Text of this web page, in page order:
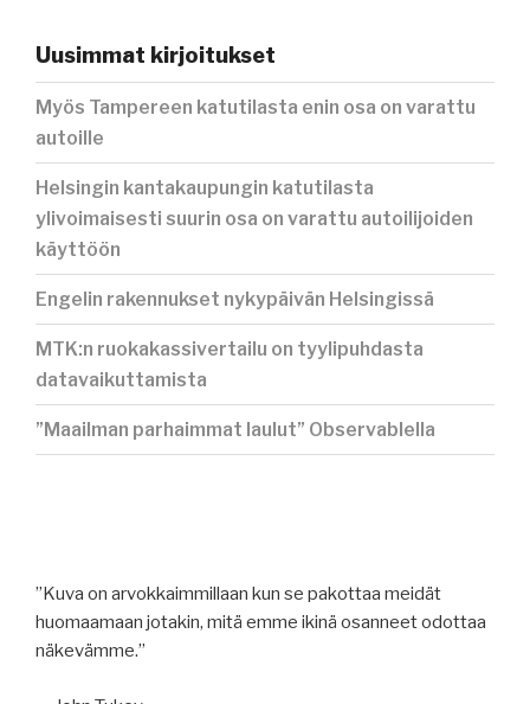
Uusimmat kirjoitukset
Myös Tampereen katutilasta enin osa on varattu
autoille
Helsingin kantakaupungin katutilasta
ylivoimaisesti suurin osa on varattu autoilijoiden
käyttöön
Engelin rakennukset nykypäivän Helsingissä
MTK:n ruokakassivertailu on tyylipuhdasta
datavaikuttamista
”Maailman parhaimmat laulut” Observablella
”Kuva on arvokkaimmillaan kun se pakottaa meidät
huomaamaan jotakin, mitä emme ikinä osanneet odottaa
näkevämme.”